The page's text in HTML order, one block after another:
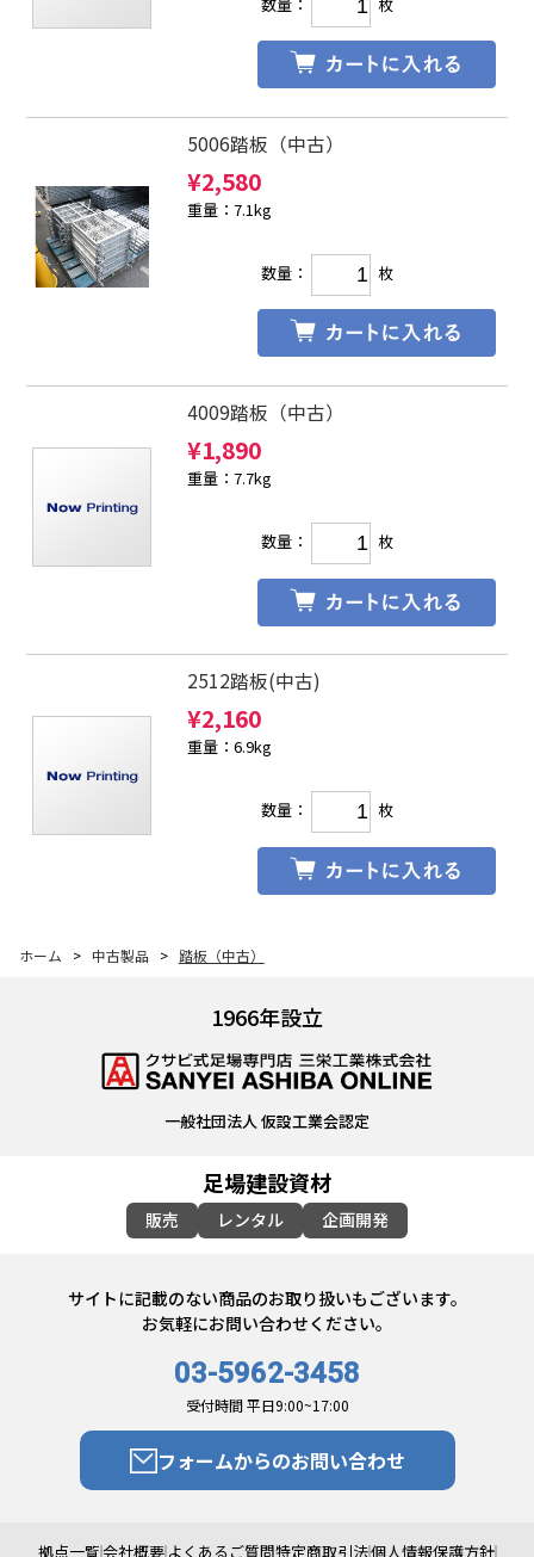
5006踏板（中古）
¥2,580
重量：7.1kg
数量： 枚
4009踏板（中古）
¥1,890
重量：7.7kg
数量： 枚
2512踏板(中古)
¥2,160
重量：6.9kg
数量： 枚
ホーム > 中古製品 > 踏板（中古）
1966年設立
一般社団法人 仮設工業会認定
足場建設資材
販売 レンタル 企画開発
サイトに記載のない商品のお取り扱いもございます。
お気軽にお問い合わせください。
03-5962-3458
受付時間 平日9:00~17:00
フォームからのお問い合わせ
拠点一覧会社概要よくあるご質問特定商取引法個人情報保護方針